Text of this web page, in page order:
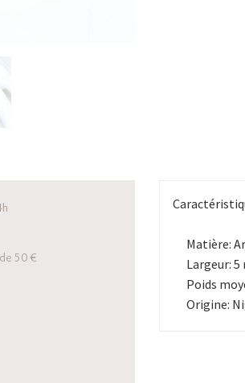
50 €
Matière:
Largeur: 5
Poids
Origine: